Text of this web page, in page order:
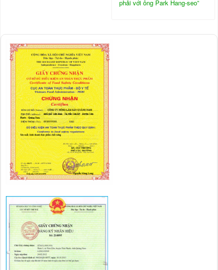
phải với ông Park Hang-seo”